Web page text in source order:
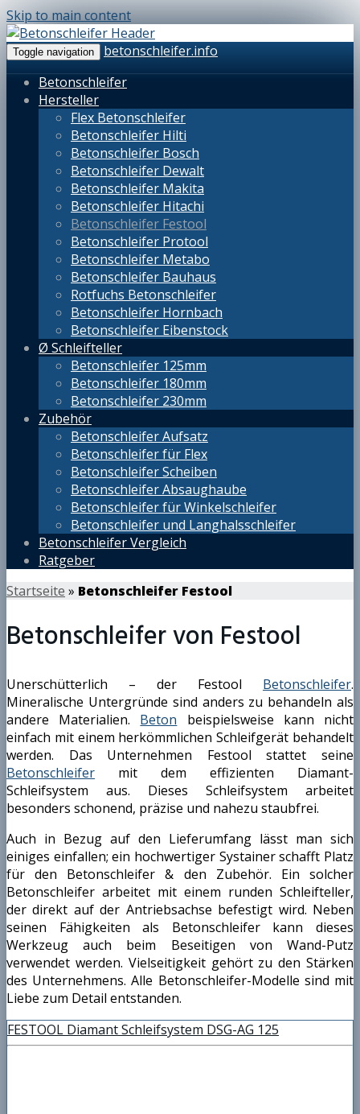
Skip to main content
Toggle navigation
betonschleifer.info
Betonschleifer
Hersteller
Flex Betonschleifer
Betonschleifer Hilti
Betonschleifer Bosch
Betonschleifer Dewalt
Betonschleifer Makita
Betonschleifer Hitachi
Betonschleifer Festool
Betonschleifer Protool
Betonschleifer Metabo
Betonschleifer Bauhaus
Rotfuchs Betonschleifer
Betonschleifer Hornbach
Betonschleifer Eibenstock
Ø Schleifteller
Betonschleifer 125mm
Betonschleifer 180mm
Betonschleifer 230mm
Zubehör
Betonschleifer Aufsatz
Betonschleifer für Flex
Betonschleifer Scheiben
Betonschleifer Absaughaube
Betonschleifer für Winkelschleifer
Betonschleifer und Langhalsschleifer
Betonschleifer Vergleich
Ratgeber
Startseite » Betonschleifer Festool
Betonschleifer von Festool
Unerschütterlich – der Festool Betonschleifer.
Mineralische Untergründe sind anders zu behandeln als
andere Materialien. Beton beispielsweise kann nicht
einfach mit einem herkömmlichen Schleifgerät behandelt
werden. Das Unternehmen Festool stattet seine
Betonschleifer mit dem effizienten Diamant-
Schleifsystem aus. Dieses Schleifsystem arbeitet
besonders schonend, präzise und nahezu staubfrei.
Auch in Bezug auf den Lieferumfang lässt man sich
einiges einfallen; ein hochwertiger Systainer schafft Platz
für den Betonschleifer & den Zubehör. Ein solcher
Betonschleifer arbeitet mit einem runden Schleifteller,
der direkt auf der Antriebsachse befestigt wird. Neben
seinen Fähigkeiten als Betonschleifer kann dieses
Werkzeug auch beim Beseitigen von Wand-Putz
verwendet werden. Vielseitigkeit gehört zu den Stärken
des Unternehmens. Alle Betonschleifer-Modelle sind mit
Liebe zum Detail entstanden.
FESTOOL Diamant Schleifsystem DSG-AG 125